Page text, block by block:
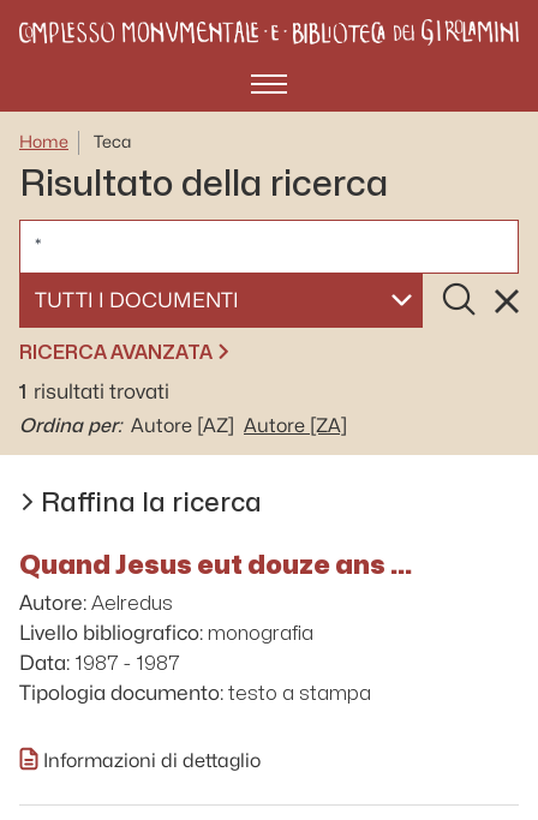
Menù
Home Teca
Risultato della ricerca
SELEZIONA UN DOCUMENTO
Cerca
RICERCA AVANZATA
1 risultati trovati
Ordina per: Autore [AZ] Autore [ZA]
Raffina la ricerca
Quand Jesus eut douze ans ...
Autore: Aelredus
Livello bibliografico: monografia
Data: 1987 - 1987
Tipologia documento: testo a stampa
Informazioni di dettaglio